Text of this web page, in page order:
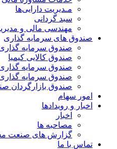
مـدیریت دارایی‌ها
سبد گردانی
مهندسی مالی و
صندوق های سرمایه گذاری
صندوق سرمایه
صندوق کالایی کیمیا
صندوق سرمایه
صندوق سرمایه
صندوق بازارگردان
امور سهام
اخبار و رویدادها
اخبار
مصاحبه ها
گزارش های صنعت
تماس با ما